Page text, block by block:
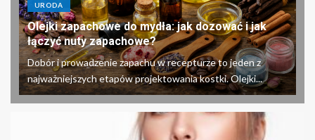
URODA
Olejki zapachowe do mydła: jak dozować i jak
łączyć nuty zapachowe?
Dobór i prowadzenie zapachu w recepturze to jeden z
najważniejszych etapów projektowania kostki. Olejki...